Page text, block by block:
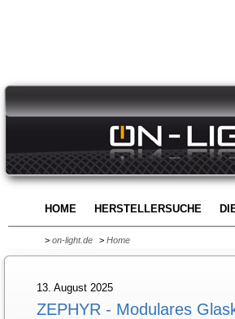
HOME HERSTELLERSUCHE
> on-light.de > Home
13. August 2025
ZEPHYR - Modulares